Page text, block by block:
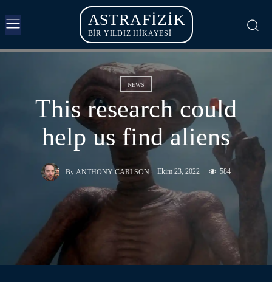
ASTRAFIZIK
BİR YILDIZ HİKAYESİ
NEWS
This research could
help us find aliens
By ANTHONY CARLSON Ekim 23, 2022 584